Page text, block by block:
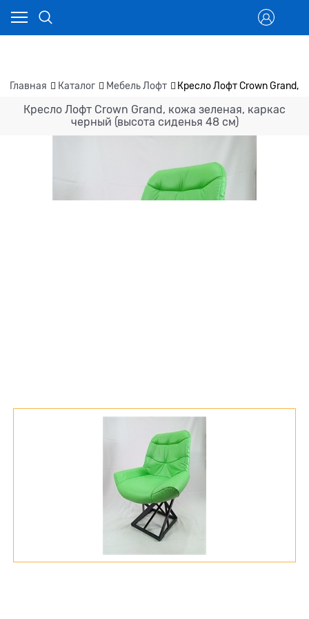
Главная Каталог Мебель Лофт Кресло Лофт Crown Grand,
Кресло Лофт Crown Grand, кожа зеленая, каркас
черный (высота сиденья 48 см)